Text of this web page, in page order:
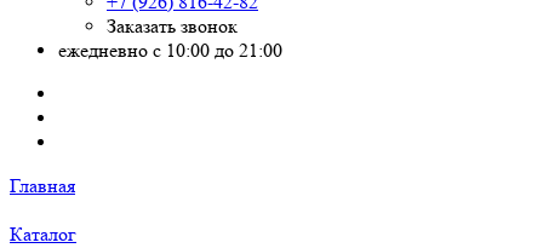
Заказать звонок
ежедневно с 10:00 до 21:00
Главная
Каталог